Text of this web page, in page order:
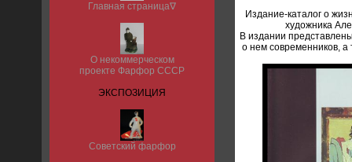
Главная страница∇
О некоммерческом
проекте Фарфор СССР
ЭКСПОЗИЦИЯ
Советский фарфор
Издание-каталог о
художника
В издании
о нем современников,